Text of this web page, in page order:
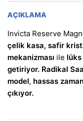
AÇIKLAMA
Invicta Reserve
çelik kasa, safir
mekanizması ile
getiriyor. Radikal
model, hassas
çıkıyor.